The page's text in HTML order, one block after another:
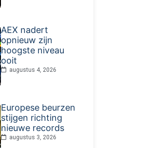
AEX nadert
opnieuw zijn
hoogste niveau
ooit
augustus 4, 2026
Europese beurzen
stijgen richting
nieuwe records
augustus 3, 2026